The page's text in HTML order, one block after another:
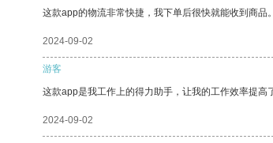
这款app的物流非常快捷，我下单后很快就能收到商品。
2024-09-02
游客
这款app是我工作上的得力助手，让我的工作效率提高
2024-09-02